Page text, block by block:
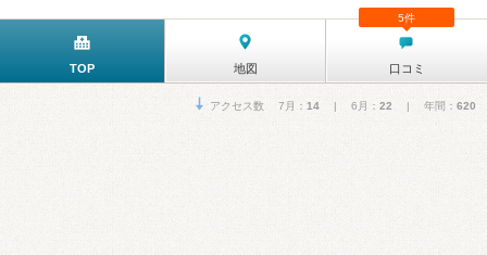
TOP 地図 口コミ
5件
アクセス数 7月： 14 | 6月： 22 | 年間： 620